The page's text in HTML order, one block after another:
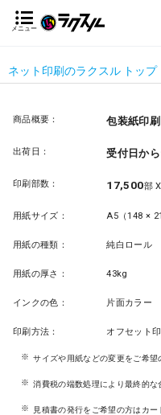
メニュー
ネット印刷のラクスル トップ
商品概要： 包装紙印刷
出荷日： 受付日か
印刷部数： 17,500部 X
用紙サイズ： A5（148 ×
用紙の種類： 純白ロール
用紙の厚さ： 43kg
インクの色： 片面カラー
印刷方法： オフセット
サイズや用紙などの変更をご希望
消費税の端数処理により最終的な
見積書の発行をご希望の方はカ